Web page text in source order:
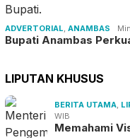
ADVERTORIAL, ANAMBAS
Bupati Anambas
LIPUTAN KHUSUS
BERITA UTAMA,
WIB
Memahami